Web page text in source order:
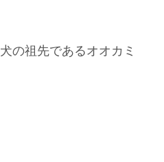
犬の祖先であるオオカミ